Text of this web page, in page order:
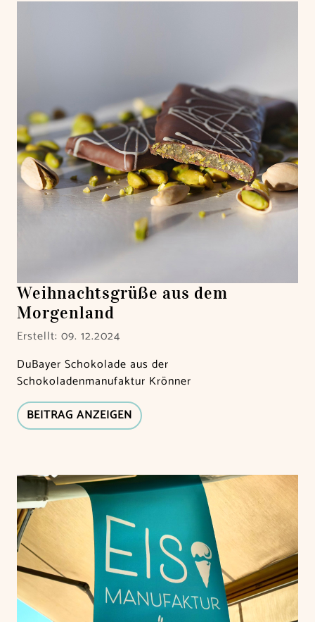
Weihnachtsgrüße aus dem
Morgenland
Erstellt: 09. 12.2024
DuBayer Schokolade aus der
Schokoladenmanufaktur Krönner
BEITRAG ANZEIGEN